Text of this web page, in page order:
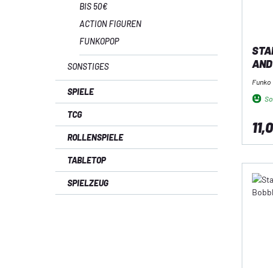
BIS 50€
ACTION FIGUREN
FUNKOPOP
SONSTIGES
SPIELE
TCG
ROLLENSPIELE
TABLETOP
SPIELZEUG
Funko